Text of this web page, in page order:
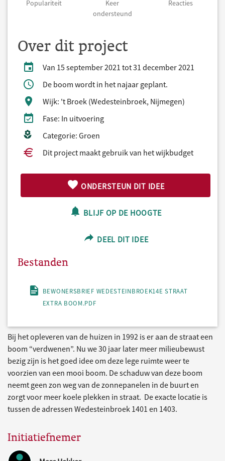
Populariteit
Keer
ondersteund
Reacties
Over dit project
Van 15 september 2021 tot 31 december 2021
De boom wordt in het najaar geplant.
Wijk: 't Broek (Wedesteinbroek, Nijmegen)
Fase: In uitvoering
Categorie: Groen
Dit project maakt gebruik van het wijkbudget
ONDERSTEUN DIT IDEE
BLIJF OP DE HOOGTE
DEEL DIT IDEE
Bestanden
BEWONERSBRIEF WEDESTEINBROEK14E STRAAT
EXTRA BOOM.PDF
Bij het opleveren van de huizen in 1992 is er aan de straat een
boom “verdwenen”. Nu we 30 jaar later meer milieubewust
bezig zijn is het goed idee om deze lege ruimte weer te
voorzien van een mooi boom. De schaduw van deze boom
neemt geen zon weg van de zonnepanelen in de buurt en
zorgt voor meer koele plekken in straat. De exacte locatie is
tussen de adressen Wedesteinbroek 1401 en 1403.
Initiatiefnemer